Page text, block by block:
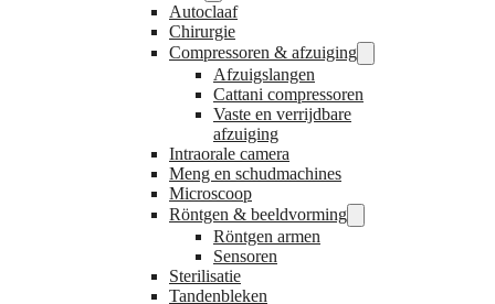
Autoclaaf
Chirurgie
Compressoren & afzuiging
Afzuigslangen
Cattani compressoren
Vaste en verrijdbare
afzuiging
Intraorale camera
Meng en schudmachines
Microscoop
Röntgen & beeldvorming
Röntgen armen
Sensoren
Sterilisatie
Tandenbleken